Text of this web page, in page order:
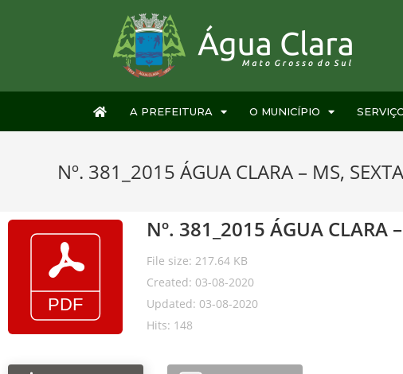
A PREFEITURA O MUNICÍPIO
Nº. 381_2015 ÁGUA CLARA – MS,
Nº. 381_2015 ÁGUA CLARA
File size: 217.64 KB
Created: 03-08-2020
Updated: 03-08-2020
Hits: 148